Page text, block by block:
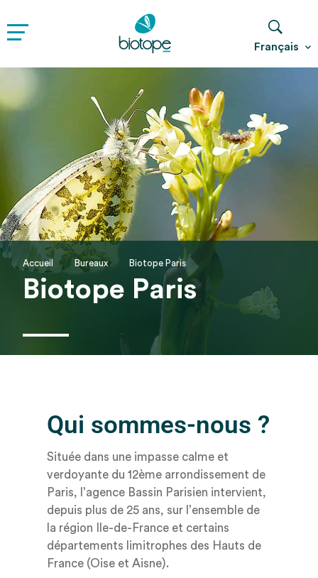
Français
Accueil Bureaux Biotope Paris
Biotope Paris
Qui sommes-nous ?
Située dans une impasse calme et
verdoyante du 12ème arrondissement de
Paris, l’agence Bassin Parisien intervient,
depuis plus de 25 ans, sur l’ensemble de
la région Ile-de-France et certains
départements limitrophes des Hauts de
France (Oise et Aisne).